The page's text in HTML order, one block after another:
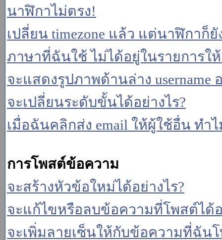
นาฬิกาไม่ตรง!
เปลี่ยน timezone แล้ว แต่นาฬิกาก็ยั
ภาษาที่ฉันใช้ ไม่ได้อยู่ในรายการใ
จะแสดงรูปภาพด้านล่าง username
จะเปลี่ยนระดับขั้นได้อย่างไร?
เมื่อฉันคลิกส่ง email ให้ผู้ใช้อื่น ทำ
การโพสต์ข้อความ
จะสร้างหัวข้อใหม่ได้อย่างไร?
จะแก้ไขหรือลบข้อความที่โพสต์ได้อ
จะเพิ่มลายเซ็นให้กับข้อความที่ฉันโ